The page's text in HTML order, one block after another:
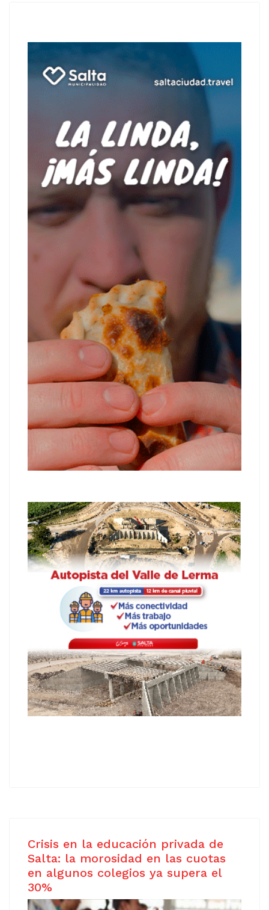
Crisis en la educación privada de
Salta: la morosidad en las cuotas
en algunos colegios ya supera el
30%